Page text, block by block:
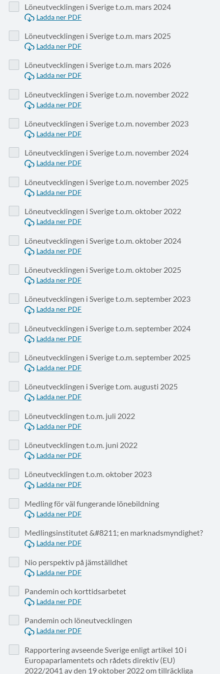
Löneutvecklingen i Sverige t.o.m. mars 2024
Ladda ner PDF
Löneutvecklingen i Sverige t.o.m. mars 2025
Ladda ner PDF
Löneutvecklingen i Sverige t.o.m. mars 2026
Ladda ner PDF
Löneutvecklingen i Sverige t.o.m. november 2022
Ladda ner PDF
Löneutvecklingen i Sverige t.o.m. november 2023
Ladda ner PDF
Löneutvecklingen i Sverige t.o.m. november 2024
Ladda ner PDF
Löneutvecklingen i Sverige t.o.m. november 2025
Ladda ner PDF
Löneutvecklingen i Sverige t.o.m. oktober 2022
Ladda ner PDF
Löneutvecklingen i Sverige t.o.m. oktober 2024
Ladda ner PDF
Löneutvecklingen i Sverige t.o.m. oktober 2025
Ladda ner PDF
Löneutvecklingen i Sverige t.o.m. september 2023
Ladda ner PDF
Löneutvecklingen i Sverige t.o.m. september 2024
Ladda ner PDF
Löneutvecklingen i Sverige t.o.m. september 2025
Ladda ner PDF
Löneutvecklingen i Sverige t.om. augusti 2025
Ladda ner PDF
Löneutvecklingen t.o.m. juli 2022
Ladda ner PDF
Löneutvecklingen t.o.m. juni 2022
Ladda ner PDF
Löneutvecklingen t.o.m. oktober 2023
Ladda ner PDF
Medling för väl fungerande lönebildning
Ladda ner PDF
Medlingsinstitutet &#8211; en marknadsmyndighet?
Ladda ner PDF
Nio perspektiv på jämställdhet
Ladda ner PDF
Pandemin och korttidsarbetet
Ladda ner PDF
Pandemin och löneutvecklingen
Ladda ner PDF
Rapportering avseende Sverige enligt artikel 10 i
Europaparlamentets och rådets direktiv (EU)
2022/2041 av den 19 oktober 2022 om tillräckliga